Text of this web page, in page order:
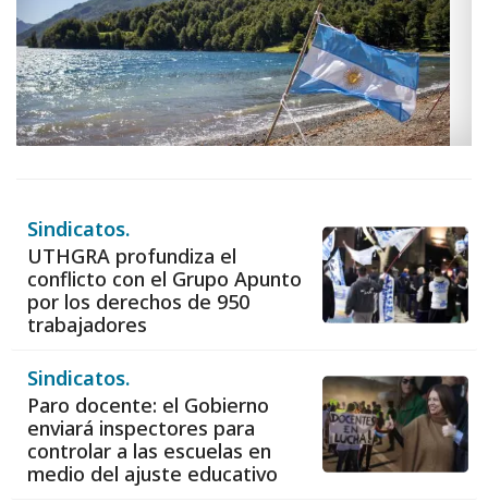
Sindicatos.
UTHGRA profundiza el
conflicto con el Grupo Apunto
por los derechos de 950
Sindicatos.
Paro docente: el Gobierno
enviará inspectores para
controlar a las escuelas en